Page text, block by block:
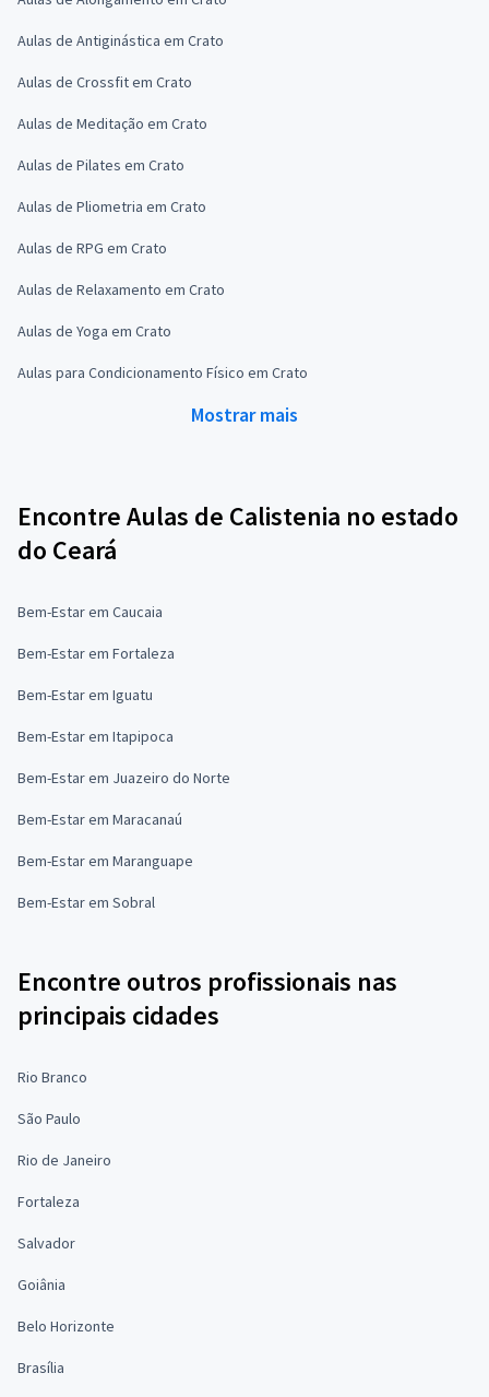
Aulas de Antiginástica em Crato
Aulas de Crossfit em Crato
Aulas de Meditação em Crato
Aulas de Pilates em Crato
Aulas de Pliometria em Crato
Aulas de RPG em Crato
Aulas de Relaxamento em Crato
Aulas de Yoga em Crato
Aulas para Condicionamento Físico em Crato
Mostrar mais
Encontre Aulas de Calistenia no estado
do Ceará
Bem-Estar em Caucaia
Bem-Estar em Fortaleza
Bem-Estar em Iguatu
Bem-Estar em Itapipoca
Bem-Estar em Juazeiro do Norte
Bem-Estar em Maracanaú
Bem-Estar em Maranguape
Bem-Estar em Sobral
Encontre outros profissionais nas
principais cidades
Rio Branco
São Paulo
Rio de Janeiro
Fortaleza
Salvador
Goiânia
Belo Horizonte
Brasília